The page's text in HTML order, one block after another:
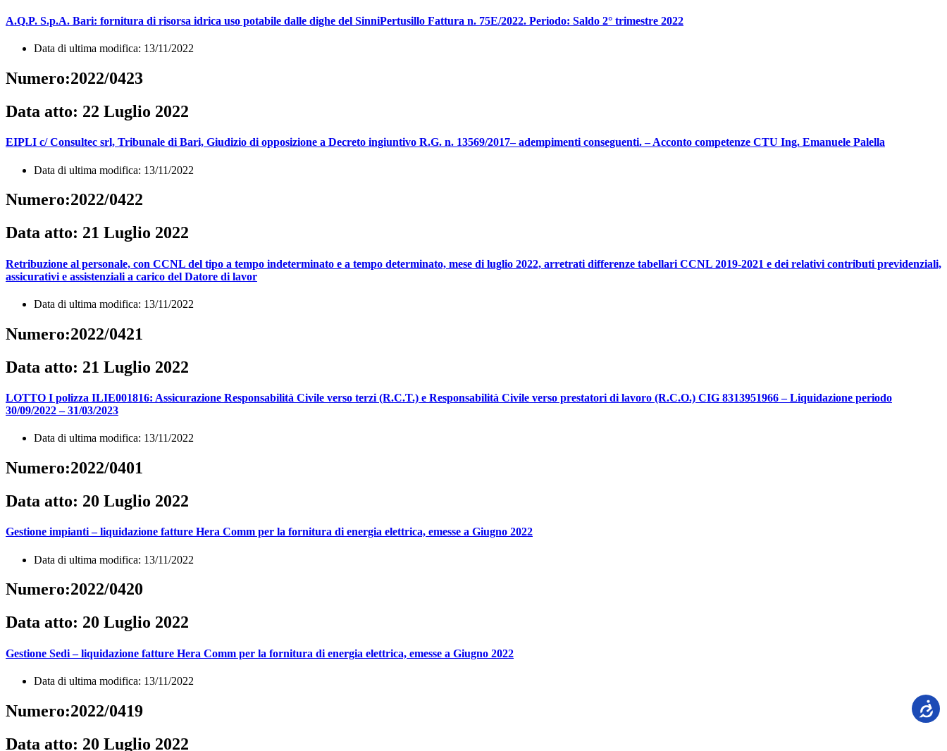
A.Q.P. S.p.A. Bari: fornitura di risorsa idrica uso potabile dalle dighe del SinniPertusillo Fattura n. 75E/2022. Periodo: Saldo 2° trimestre 2022
Data di ultima modifica: 13/11/2022
Numero:2022/0423
Data atto: 22 Luglio 2022
EIPLI c/ Consultec srl, Tribunale di Bari, Giudizio di opposizione a Decreto ingiuntivo R.G. n. 13569/2017– adempimenti conseguenti. – Acconto competenze CTU Ing. Emanuele Palella
Data di ultima modifica: 13/11/2022
Numero:2022/0422
Data atto: 21 Luglio 2022
Retribuzione al personale, con CCNL del tipo a tempo indeterminato e a tempo determinato, mese di luglio 2022, arretrati differenze tabellari CCNL 2019-2021 e dei relativi contributi previdenziali,
assicurativi e assistenziali a carico del Datore di lavor
Data di ultima modifica: 13/11/2022
Numero:2022/0421
Data atto: 21 Luglio 2022
LOTTO I polizza ILIE001816: Assicurazione Responsabilità Civile verso terzi (R.C.T.) e Responsabilità Civile verso prestatori di lavoro (R.C.O.) CIG 8313951966 – Liquidazione periodo
30/09/2022 – 31/03/2023
Data di ultima modifica: 13/11/2022
Numero:2022/0401
Data atto: 20 Luglio 2022
Gestione impianti – liquidazione fatture Hera Comm per la fornitura di energia elettrica, emesse a Giugno 2022
Data di ultima modifica: 13/11/2022
Numero:2022/0420
Data atto: 20 Luglio 2022
Gestione Sedi – liquidazione fatture Hera Comm per la fornitura di energia elettrica, emesse a Giugno 2022
Data di ultima modifica: 13/11/2022
Numero:2022/0419
Data atto: 20 Luglio 2022